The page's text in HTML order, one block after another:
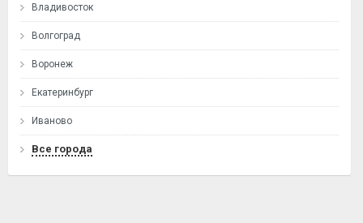
Владивосток
Волгоград
Воронеж
Екатеринбург
Иваново
Все города